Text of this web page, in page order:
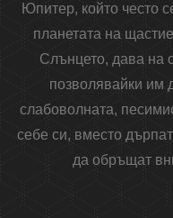
Юпитер, който често
планетата на
Слънцето, дава на
позволявайки им
слабоволната,
себе си, вместо
да обръщат